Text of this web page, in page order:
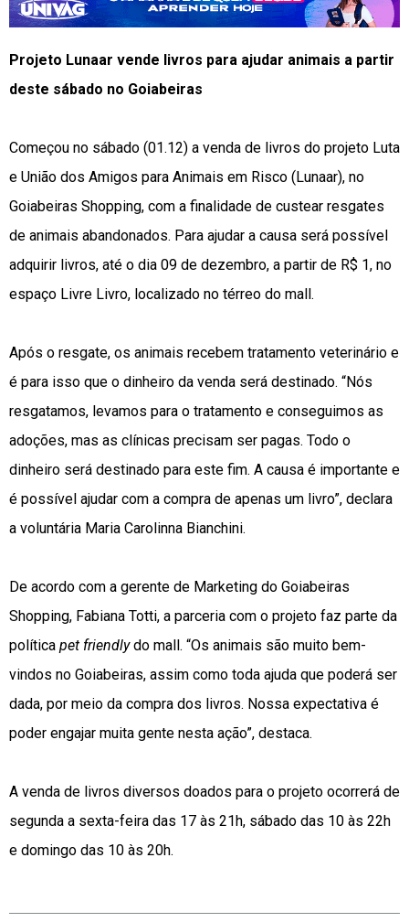
Projeto Lunaar vende livros para ajudar animais a partir
deste sábado no Goiabeiras
Começou no sábado (01.12) a venda de livros do projeto Luta
e União dos Amigos para Animais em Risco (Lunaar), no
Goiabeiras Shopping, com a finalidade de custear resgates
de animais abandonados. Para ajudar a causa será possível
adquirir livros, até o dia 09 de dezembro, a partir de R$ 1, no
espaço Livre Livro, localizado no térreo do mall.
Após o resgate, os animais recebem tratamento veterinário e
é para isso que o dinheiro da venda será destinado. “Nós
resgatamos, levamos para o tratamento e conseguimos as
adoções, mas as clínicas precisam ser pagas. Todo o
dinheiro será destinado para este fim. A causa é importante e
é possível ajudar com a compra de apenas um livro”, declara
a voluntária Maria Carolinna Bianchini.
De acordo com a gerente de Marketing do Goiabeiras
Shopping, Fabiana Totti, a parceria com o projeto faz parte da
política pet friendlydo mall. “Os animais são muito bem-
vindos no Goiabeiras, assim como toda ajuda que poderá ser
dada, por meio da compra dos livros. Nossa expectativa é
poder engajar muita gente nesta ação”, destaca.
A venda de livros diversos doados para o projeto ocorrerá de
segunda a sexta-feira das 17 às 21h, sábado das 10 às 22h
e domingo das 10 às 20h.